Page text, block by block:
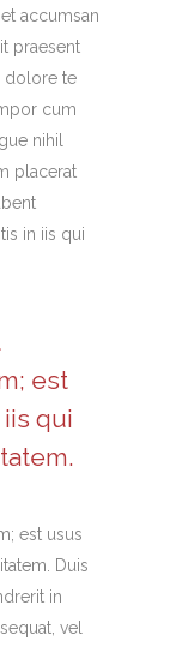
accumsan
praesent
dolore te
cum
nihil
placerat
in iis qui
est
qui
est usus
Duis
in
vel